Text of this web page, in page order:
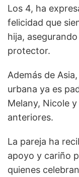
Los 4, ha
felicidad que
hija,
protector.
Además de
urbana ya es
Melany, Nicole
anteriores.
La pareja ha
apoyo y cariño
quienes